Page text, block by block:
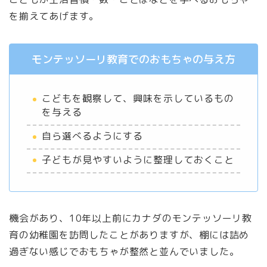
を揃えてあげます。
モンテッソーリ教育でのおもちゃの与え方
こどもを観察して、興味を示しているもの
を与える
自ら選べるようにする
子どもが見やすいように整理しておくこと
機会があり、10年以上前にカナダのモンテッソーリ教
育の幼稚園を訪問したことがありますが、棚には詰め
過ぎない感じでおもちゃが整然と並んでいました。